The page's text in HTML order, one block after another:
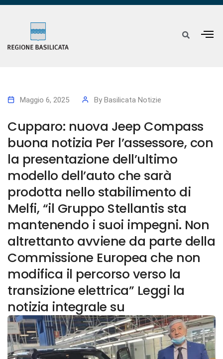
Maggio 6, 2025 By Basilicata Notizie
Cupparo: nuova Jeep Compass
buona notizia Per l’assessore, con
la presentazione dell’ultimo
modello dell’auto che sarà
prodotta nello stabilimento di
Melfi, “il Gruppo Stellantis sta
mantenendo i suoi impegni. Non
altrettanto avviene da parte della
Commissione Europea che non
modifica il percorso verso la
transizione elettrica” Leggi la
notizia integrale su